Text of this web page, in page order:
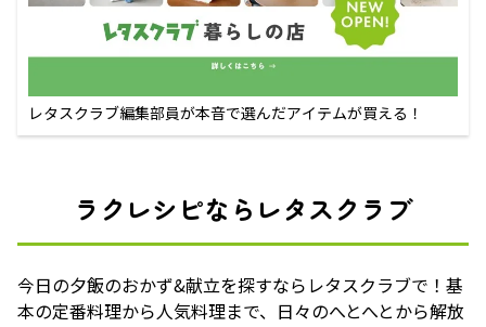
レタスクラブ編集部員が本音で選んだアイテムが買える！
ラクレシピならレタスクラブ
今日の夕飯のおかず&献立を探すならレタスクラブで！基
本の定番料理から人気料理まで、日々のへとへとから解放